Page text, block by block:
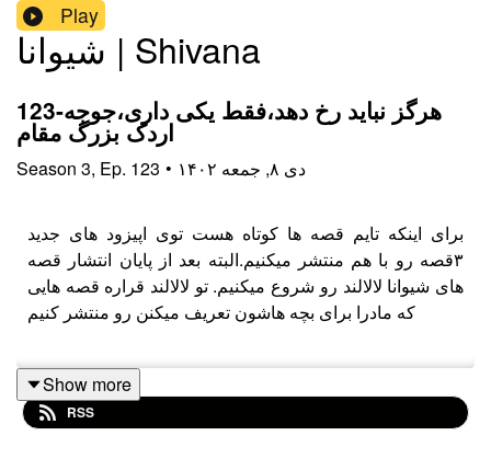
Play
شیوانا | Shivana
123-هرگز نباید رخ دهد،فقط یکی داری،جوجه
اردک بزرگ مقام
Season 3, Ep. 123 • ۱۴۰۲ دی ۸, جمعه
برای اینکه تایم قصه ها کوتاه هست توی اپیزود های جدید
۳قصه رو با هم منتشر میکنیم.البته بعد از پایان انتشار قصه
های شیوانا لالالند رو شروع میکنیم. تو لالالند قراره قصه هایی
که مادرا برای بچه هاشون تعریف میکنن رو منتشر کنیم
123
هرگز نباید رخ دهد
Show more
RSS